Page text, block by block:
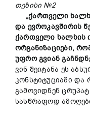
თეზისი №2
„ქართველი
და ევროკავშირის
ქართველი ხალხის
ორგანიზაციები,
უფრო გვიან
ვინ შეიტანა ეს
კონსტიტუციაში
გამოვიდნენ
სასწრაფოდ